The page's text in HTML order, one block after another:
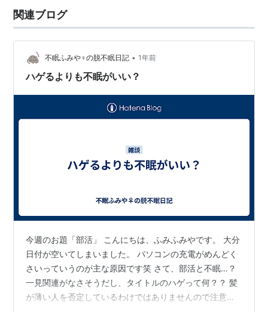
関連ブログ
不眠ふみや♀の脱不眠日記 • 1年前
ハゲるよりも不眠がいい？
今週のお題「部活」 こんにちは、ふみふみやです。 大分
日付が空いてしまいました。 パソコンの充電がめんどく
さいっていうのが主な原因です笑 さて、部活と不眠…？
一見関連がなさそうだし、タイトルのハゲって何？？ 髪
が薄い人を否定しているわけではありませんので注意。